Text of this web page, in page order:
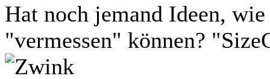
Hat noch jemand Ideen,
"vermessen" können?